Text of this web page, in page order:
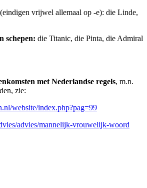
(eindigen vrijwel allemaal op -e): die Linde,
schepen: die Titanic, die Pinta, die Admiral
met Nederlandse regels, m.n.
zie:
website/index.php?pag=99
advies/mannelijk-vrouwelijk-woord